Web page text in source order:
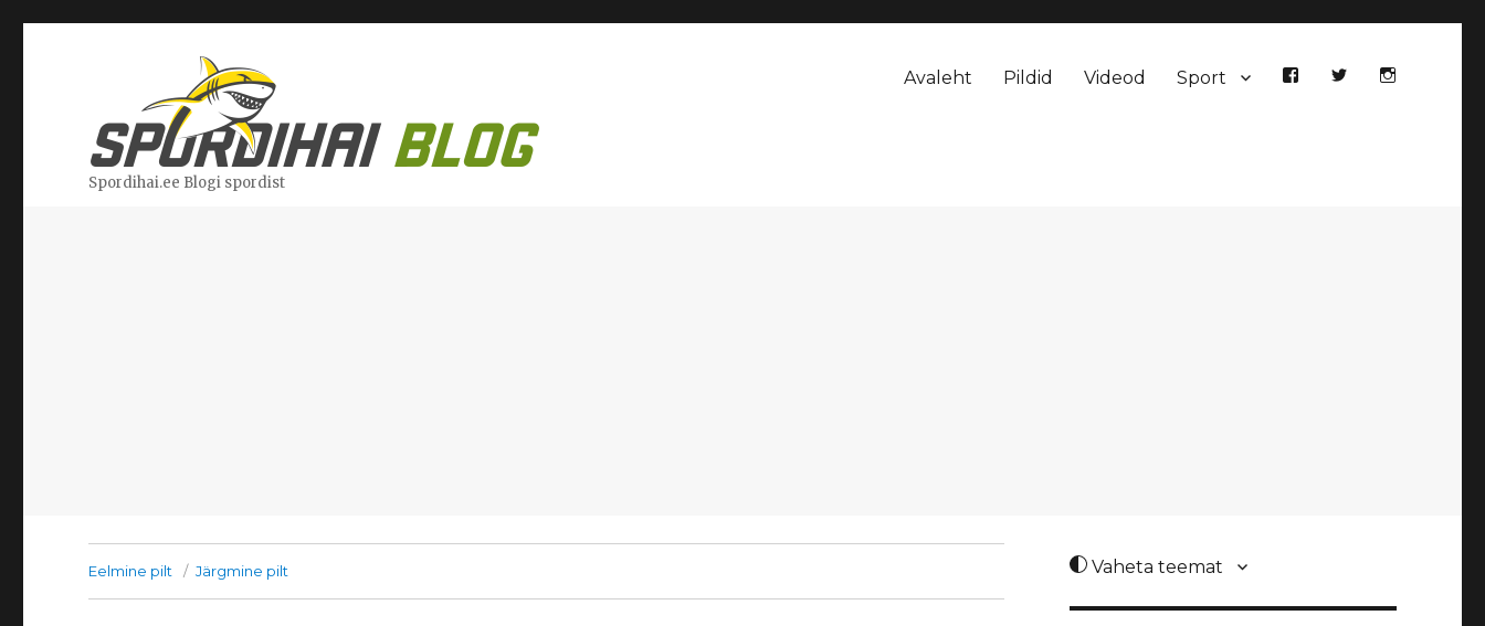
Spordihai.ee Blogi spordist
Avaleht Pildid Videod Sport
Eelmine pilt Järgmine pilt Vaheta teemat